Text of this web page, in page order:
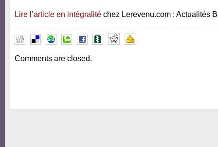
Lire l’article en intégralité chez Lerevenu.com : Actualités
Comments are closed.